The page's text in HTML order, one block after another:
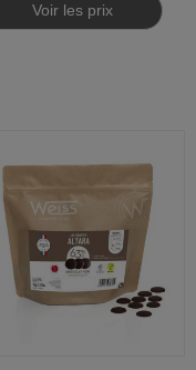
Voir les prix